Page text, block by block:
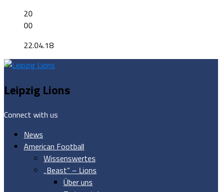
20
00
22.04.18
Leipzig Lions
Connect with us
News
American Football
Wissenswertes
„Beast“ – Lions
Über uns